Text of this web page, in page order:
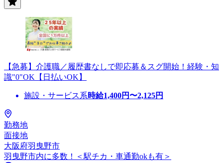
【急募】介護職／履歴書なしで即応募＆スグ開始！経験・知
識"0"OK【日払いOK】
施設・サービス系時給1,400円〜2,125円
勤務地
面接地
大阪府羽曳野市
羽曳野市内に多数！＜駅チカ・車通勤okも有＞